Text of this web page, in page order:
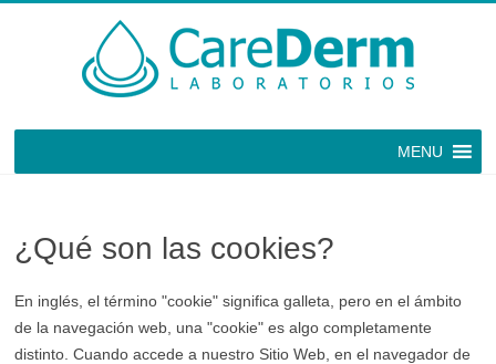
Laboratorios
CareDerm
Cosmética
MENU
¿Qué son las cookies?
En inglés, el término "cookie" significa galleta, pero en el ámbito
de la navegación web, una "cookie" es algo completamente
distinto. Cuando accede a nuestro Sitio Web, en el navegador de